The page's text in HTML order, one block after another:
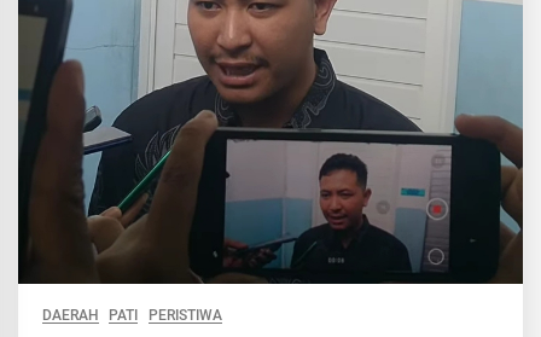
DAERAH PATI PERISTIWA